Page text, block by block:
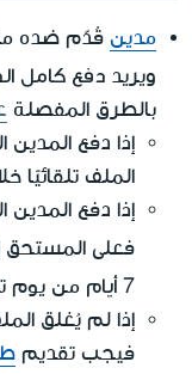
مدين قُدّم ضده
ويريد دفع كامل
بالطرق المفصلة
إذا دفع المدين
الملف تلقائيًا
إذا دفع
فعلى المستحق
7 أيام
من يوم
فيجب تقديم